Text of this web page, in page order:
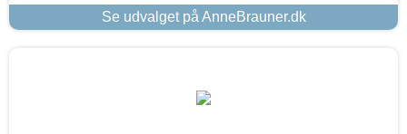
Se udvalget på AnneBrauner.dk